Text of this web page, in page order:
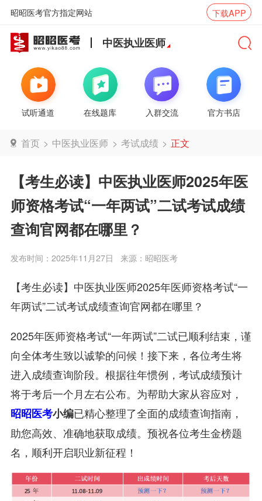
昭昭医考官方指定网站 下载APP
中医执业医师
试听通道 在线题库 入群交流 官方书店
首页 > 中医执业医师 > 考试成绩 > 正文
【考生必读】中医执业医师2025年医
师资格考试“一年两试”二试考试成绩
查询官网都在哪里？
发布时间：2025年11月27日 来源：昭昭医考
【考生必读】中医执业医师2025年医师资格考试“一
年两试”二试考试成绩查询官网都在哪里？
2025年医师资格考试“一年两试”二试已顺利结束，谨
向全体考生致以诚挚的问候！接下来，各位考生将
进入成绩查询阶段。根据往年惯例，考试成绩预计
将于考后一个月左右公布。为帮助大家从容应对，
昭昭医考小编已精心整理了全面的成绩查询指南，
助您高效、准确地获取成绩。预祝各位考生金榜题
名，顺利开启职业新征程！